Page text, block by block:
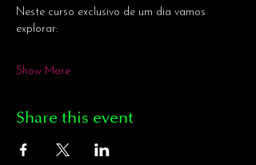
Neste curso exclusivo de um dia vamos
explorar:
Show More
Share this event